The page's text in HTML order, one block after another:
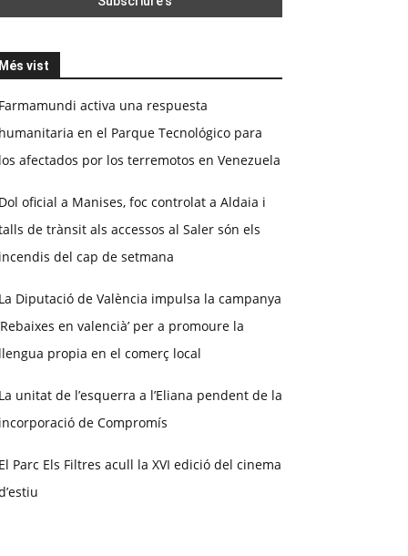
Més vist
Farmamundi activa una respuesta
humanitaria en el Parque Tecnológico para
los afectados por los terremotos en Venezuela
Dol oficial a Manises, foc controlat a Aldaia i
de trànsit als accessos al Saler són els
incendis del cap de setmana
La Diputació de València impulsa la campanya
en valencià’ per a promoure la
llengua propia en el comerç local
La unitat de l’esquerra a l’Eliana pendent de la
incorporació de Compromís
El Parc Els Filtres acull la XVI edició del cinema